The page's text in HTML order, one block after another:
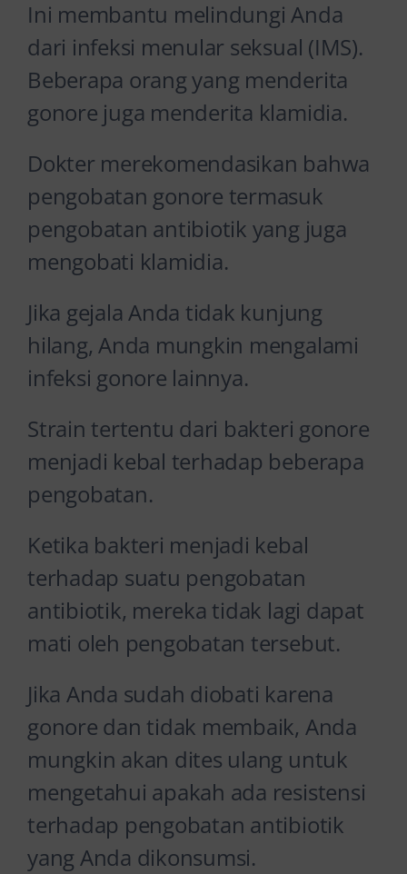
Ini membantu melindungi Anda
dari infeksi menular seksual (IMS).
Beberapa orang yang menderita
gonore juga menderita klamidia.
Dokter merekomendasikan bahwa
pengobatan gonore termasuk
pengobatan antibiotik yang juga
mengobati klamidia.
Jika gejala Anda tidak kunjung
hilang, Anda mungkin mengalami
infeksi gonore lainnya.
Strain tertentu dari bakteri gonore
menjadi kebal terhadap beberapa
pengobatan.
Ketika bakteri menjadi kebal
terhadap suatu pengobatan
antibiotik, mereka tidak lagi dapat
mati oleh pengobatan tersebut.
Jika Anda sudah diobati karena
gonore dan tidak membaik, Anda
mungkin akan dites ulang untuk
mengetahui apakah ada resistensi
terhadap pengobatan antibiotik
yang Anda dikonsumsi.